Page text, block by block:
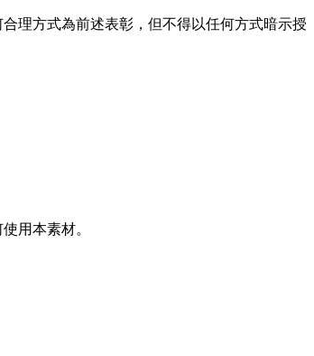
合理方式為前述表彰，但不得以任何方式暗示授
用本素材。